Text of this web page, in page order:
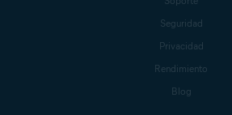
Seguridad
Privacidad
Rendimiento
Blog